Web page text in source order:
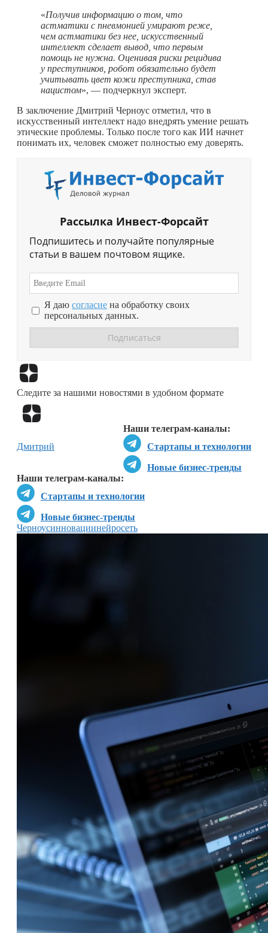
«Получив информацию о том, что
астматики с пневмонией умирают реже,
чем астматики без нее, искусственный
интеллект сделает вывод, что первым
помощь не нужна. Оценивая риски рецидива
у преступников, робот обязательно будет
учитывать цвет кожи преступника, став
нацистом», — подчеркнул эксперт.
В заключение Дмитрий Черноус отметил, что в
искусственный интеллект надо внедрять умение решать
этические проблемы. Только после того как ИИ начнет
понимать их, человек сможет полностью ему доверять.
Рассылка Инвест-Форсайт
Подпишитесь и получайте популярные
статьи в вашем почтовом ящике.
Я даю согласие на обработку своих
персональных данных.
Следите за нашими новостями в удобном формате
Наши телеграм-каналы:
Стартапы и технологии
Новые бизнес-тренды
Наши телеграм-каналы:
Стартапы и технологии
Новые бизнес-тренды
Дмитрий
Черноусинновациинейросеть